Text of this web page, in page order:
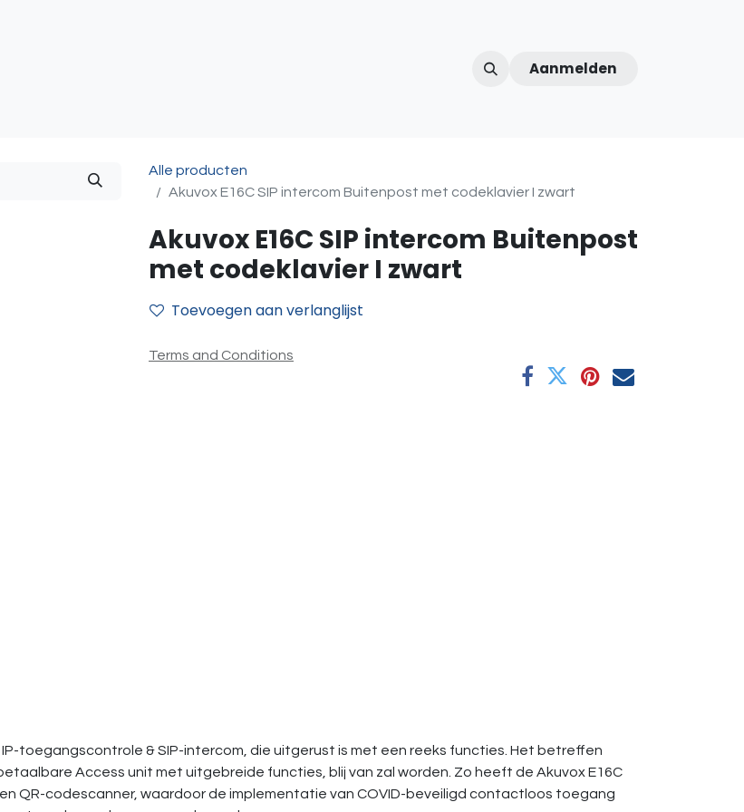
Over ons Afspraak
Aanmelden
Alle producten
Akuvox E16C SIP intercom Buitenpost met codeklavier I zwart
Akuvox E16C SIP intercom Buitenpost
met codeklavier I zwart
Toevoegen aan verlanglijst
Terms and Conditions
toegangscontrole & SIP-intercom, die uitgerust is met een reeks functies. Het betreffen
Access unit met uitgebreide functies, blij van zal worden. Zo heeft de Akuvox E16C
QR-codescanner, waardoor de implementatie van COVID-beveiligd contactloos toegang